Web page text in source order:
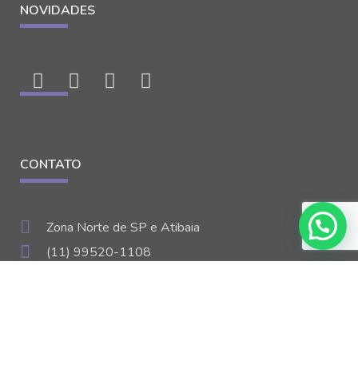
NOVIDADES
CONTATO
Zona Norte de SP e Atibaia
(11) 99520-1108